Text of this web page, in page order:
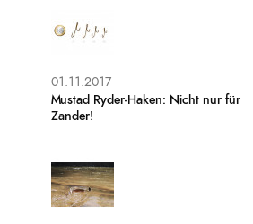
01.11.2017
Mustad Ryder-Haken: Nicht nur für
Zander!